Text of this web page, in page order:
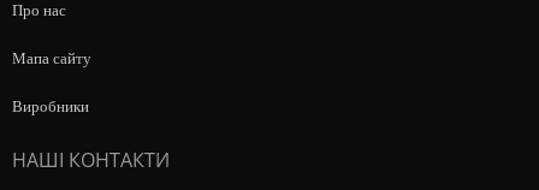
Про нас
Мапа сайту
Виробники
НАШІ КОНТАКТИ